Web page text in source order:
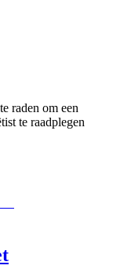
raden om een
te raadplegen